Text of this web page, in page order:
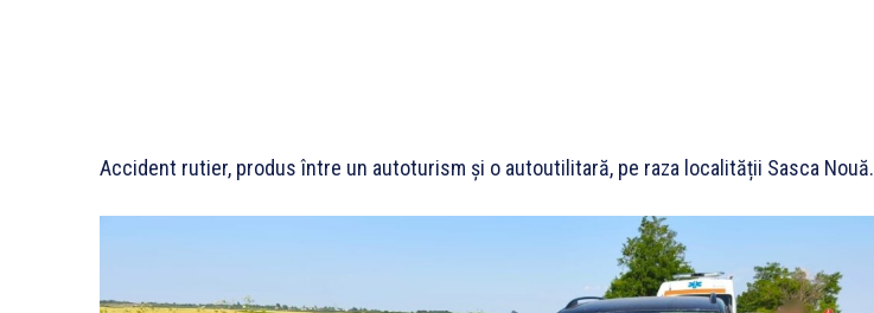
Accident rutier, produs între un autoturism și o autoutilitară, pe raza localității Sasca Nouă.